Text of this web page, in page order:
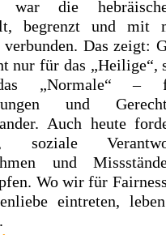
war die
begrenzt und mit
Das zeigt:
nur für das „Heilige“,
„Normale“ –
und
Auch heute
soziale
und
Wo wir für
eintreten,